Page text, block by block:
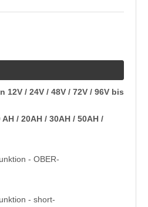
/ 24V / 48V / 72V / 96V bis
/ 20AH / 30AH / 50AH /
- OBER-
- short-